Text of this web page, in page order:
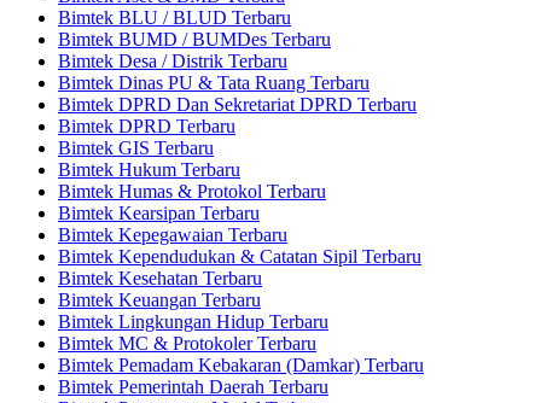
Bimtek BLU / BLUD Terbaru
Bimtek BUMD / BUMDes Terbaru
Bimtek Desa / Distrik Terbaru
Bimtek Dinas PU & Tata Ruang Terbaru
Bimtek DPRD Dan Sekretariat DPRD Terbaru
Bimtek DPRD Terbaru
Bimtek GIS Terbaru
Bimtek Hukum Terbaru
Bimtek Humas & Protokol Terbaru
Bimtek Kearsipan Terbaru
Bimtek Kepegawaian Terbaru
Bimtek Kependudukan & Catatan Sipil Terbaru
Bimtek Kesehatan Terbaru
Bimtek Keuangan Terbaru
Bimtek Lingkungan Hidup Terbaru
Bimtek MC & Protokoler Terbaru
Bimtek Pemadam Kebakaran (Damkar) Terbaru
Bimtek Pemerintah Daerah Terbaru